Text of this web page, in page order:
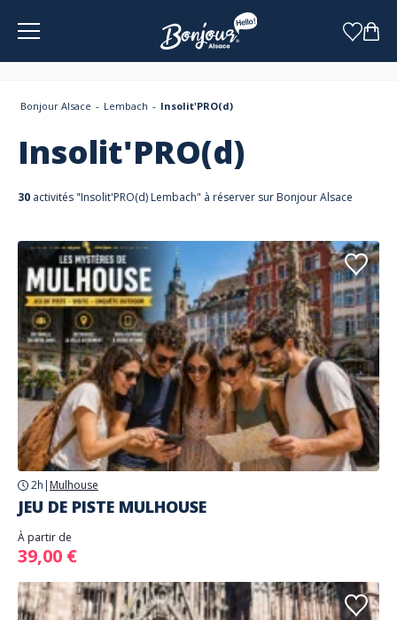
Bonjour Alsace Lembach Insolit'PRO(d)
Insolit'PRO(d)
30 activités "Insolit'PRO(d) Lembach" à réserver sur Bonjour Alsace
2h | Mulhouse
JEU DE PISTE MULHOUSE
À partir de
39,00 €